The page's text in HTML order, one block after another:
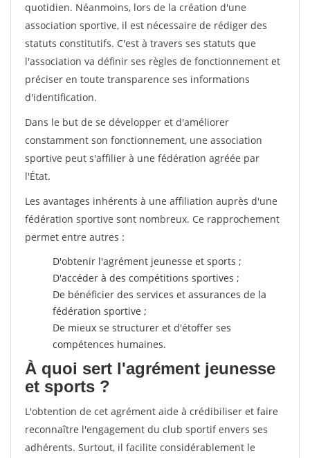
quotidien. Néanmoins, lors de la création d'une
association sportive, il est nécessaire de rédiger des
statuts constitutifs. C'est à travers ses statuts que
l'association va définir ses règles de fonctionnement et
préciser en toute transparence ses informations
d'identification.
Dans le but de se développer et d'améliorer
constamment son fonctionnement, une association
sportive peut s'affilier à une fédération agréée par
l'État.
Les avantages inhérents à une affiliation auprès d'une
fédération sportive sont nombreux. Ce rapprochement
permet entre autres :
D'obtenir l'agrément jeunesse et sports ;
D'accéder à des compétitions sportives ;
De bénéficier des services et assurances de la
fédération sportive ;
De mieux se structurer et d'étoffer ses
compétences humaines.
À quoi sert l'agrément jeunesse
et sports ?
L'obtention de cet agrément aide à crédibiliser et faire
reconnaître l'engagement du club sportif envers ses
adhérents. Surtout, il facilite considérablement le